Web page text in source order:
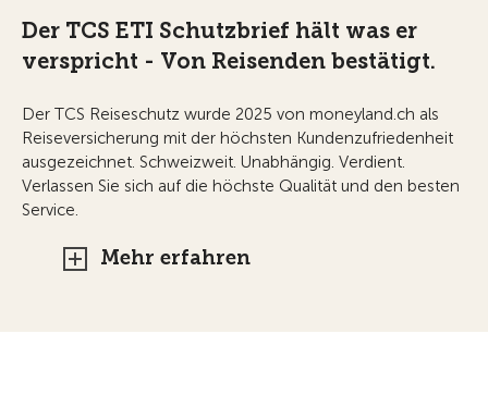
Der TCS ETI Schutzbrief hält was er
verspricht - Von Reisenden bestätigt.
Der TCS Reiseschutz wurde 2025 von moneyland.ch als
Reiseversicherung mit der höchsten Kundenzufriedenheit
ausgezeichnet. Schweizweit. Unabhängig. Verdient.
Verlassen Sie sich auf die höchste Qualität und den besten
Service.
Mehr erfahren